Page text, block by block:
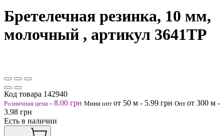
Бретелечная резинка, 10 мм,
молочный , артикул 3641ТР
Код товара 142940
Розничная цена - 8.00 грн Мини опт от 50 м - 5.99 грн Опт от 300 м -
3.98 грн
Есть в наличии